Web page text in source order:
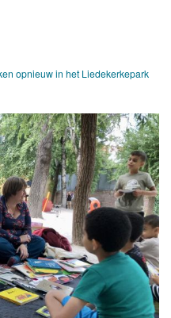
opnieuw in het Liedekerkepark